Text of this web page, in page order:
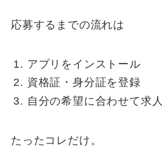
応募するまでの流れは
アプリをインストール
資格証・身分証を登録
自分の希望に合わせて求
たったコレだけ。